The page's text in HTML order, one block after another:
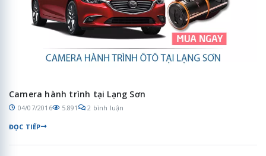
Camera hành trình tại Lạng Sơn
04/07/2016 5.891 2 bình luận
ĐỌC TIẾP